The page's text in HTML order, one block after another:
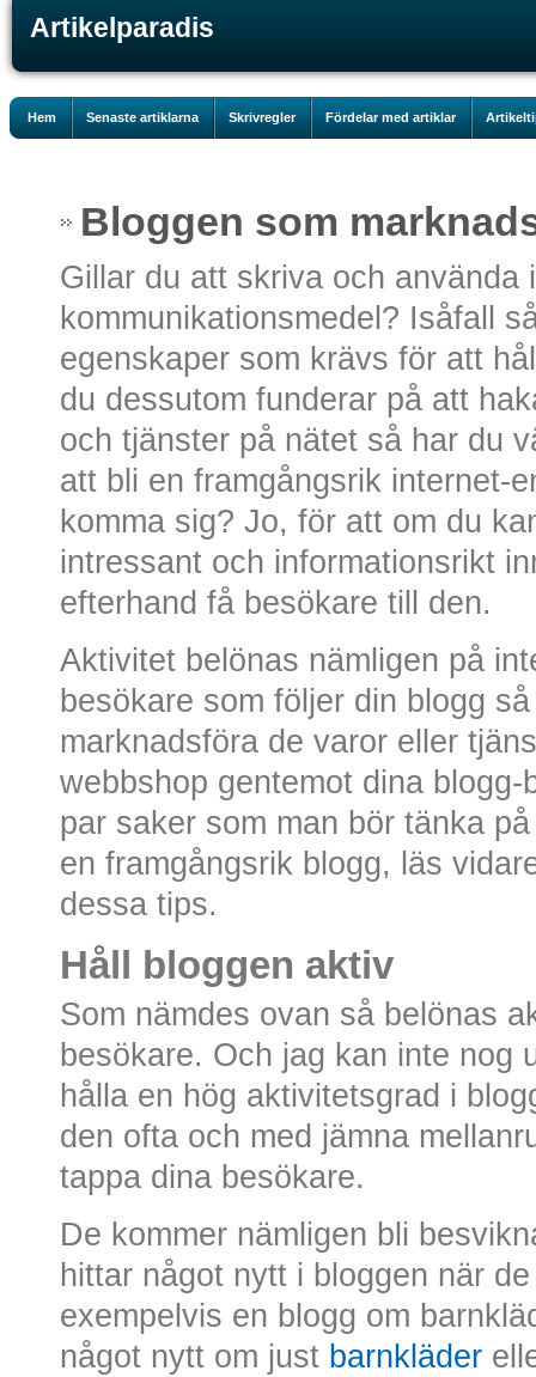
Artikelparadis
Hem Senaste artiklarna Skrivregler Fördelar med artiklar
Bloggen som
Gillar du att skriva och använda
kommunikationsmedel? Isåfall
egenskaper som krävs för att
du dessutom funderar på att
och tjänster på nätet så har du
att bli en framgångsrik internet-
komma sig? Jo, för att om du
intressant och informationsrikt
efterhand få besökare till den.
Aktivitet belönas nämligen på
besökare som följer din blogg
marknadsföra de varor eller
webbshop gentemot dina
par saker som man bör tänka
en framgångsrik blogg, läs
dessa tips.
Håll bloggen aktiv
Som nämdes ovan så belönas
besökare. Och jag kan inte nog
hålla en hög aktivitetsgrad i
den ofta och med jämna
tappa dina besökare.
De kommer nämligen bli
hittar något nytt i bloggen när
exempelvis en blogg om
något nytt om just barnkläder